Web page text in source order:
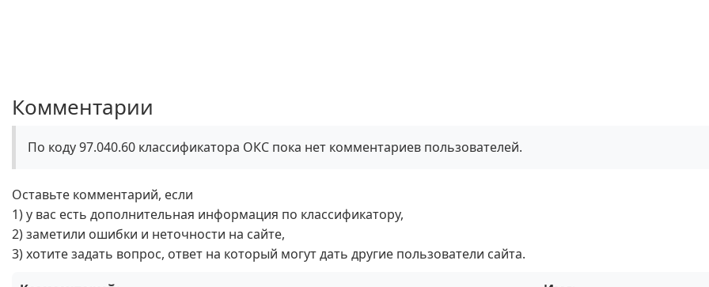
Комментарии
По коду 97.040.60 классификатора ОКС пока нет комментариев пользователей.
Оставьте комментарий, если
1) у вас есть дополнительная информация по классификатору,
2) заметили ошибки и неточности на сайте,
3) хотите задать вопрос, ответ на который могут дать другие пользователи сайта.